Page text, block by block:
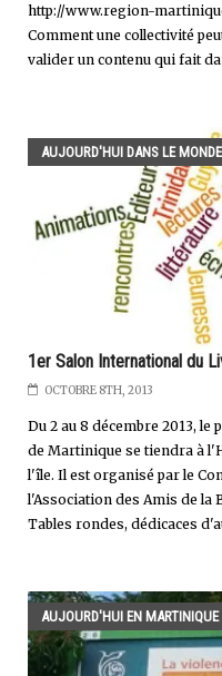
http://www.region-
Comment une collectivité
valider un contenu qui fait
AUJOURD'HUI DANS LE MONDE
1er Salon International du
OCTOBRE 8TH, 2013
Du 2 au 8 décembre 2013,
de Martinique se tiendra à
l'île. Il est organisé par le
l'Association des Amis de la
Tables rondes, dédicaces
AUJOURD'HUI EN MARTINIQUE